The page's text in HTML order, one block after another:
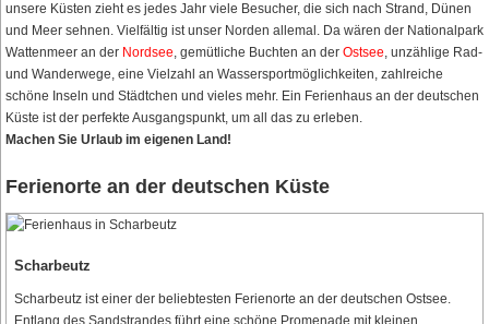
unsere Küsten zieht es jedes Jahr viele Besucher, die sich nach Strand, Dünen
und Meer sehnen. Vielfältig ist unser Norden allemal. Da wären der Nationalpark
Wattenmeer an der Nordsee, gemütliche Buchten an der Ostsee, unzählige Rad-
und Wanderwege, eine Vielzahl an Wassersportmöglichkeiten, zahlreiche
schöne Inseln und Städtchen und vieles mehr. Ein Ferienhaus an der deutschen
Küste ist der perfekte Ausgangspunkt, um all das zu erleben.
Machen Sie Urlaub im eigenen Land!
Ferienorte an der deutschen Küste
Scharbeutz
Scharbeutz ist einer der beliebtesten Ferienorte an der deutschen Ostsee.
Entlang des Sandstrandes führt eine schöne Promenade mit kleinen